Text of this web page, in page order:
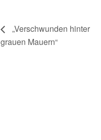
„Verschwunden hinter
grauen Mauern“